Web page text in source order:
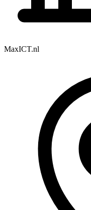
MaxICT.nl